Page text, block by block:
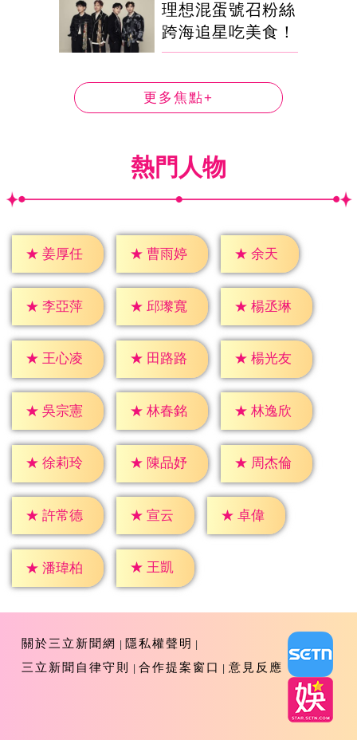
理想混蛋號召粉絲
跨海追星吃美食！
更多焦點+
熱門人物
★ 姜厚任 ★ 曹雨婷 ★ 余天
★ 李亞萍 ★ 邱瓈寬 ★ 楊丞琳
★ 王心凌 ★ 田路路 ★ 楊光友
★ 吳宗憲 ★ 林春銘 ★ 林逸欣
★ 徐莉玲 ★ 陳品妤 ★ 周杰倫
★ 許常德 ★ 宣云 ★ 卓偉
★ 潘瑋柏 ★ 王凱
關於三立新聞網
隱私權聲明
三立新聞自律守則
合作提案窗口 意見反應